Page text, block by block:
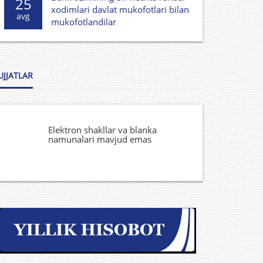
avg
xodimlari davlat mukofotlari bilan
mukofotlandilar
Elektron shakllar va blanka
namunalari mavjud emas